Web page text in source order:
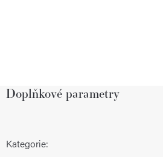
Doplňkové parametry
Kategorie: